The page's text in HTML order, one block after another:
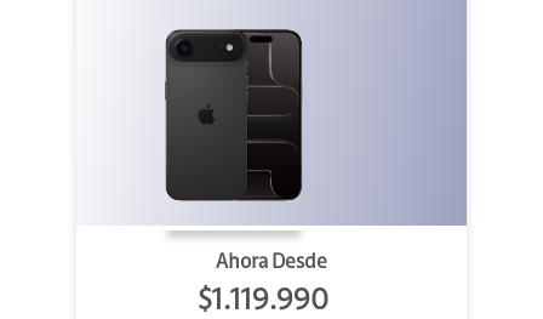
Ahora Desde
$1.119.990